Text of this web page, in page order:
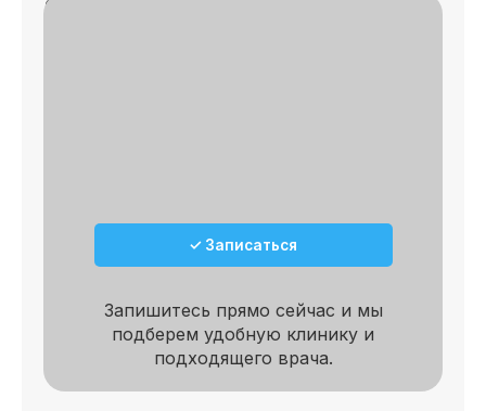
Записаться на приём
✓ Записаться
Запишитесь прямо сейчас и мы
подберем удобную клинику и
подходящего врача.